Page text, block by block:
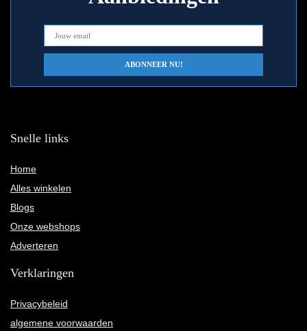
Snelle links
Home
Alles winkelen
Blogs
Onze webshops
Adverteren
Verklaringen
Privacybeleid
algemene voorwaarden